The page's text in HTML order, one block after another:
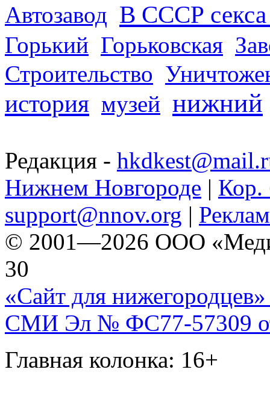
Автозавод В СССР секса
Горький Горьковская
Строительство
история музей нижний
Редакция -
Нижнем Новгороде | Кор.
support@nnov.org |
© 2001—2026 ООО
30
«Сайт для нижегородцев»
СМИ Эл № ФС77-57309
Главная колонка: 16+